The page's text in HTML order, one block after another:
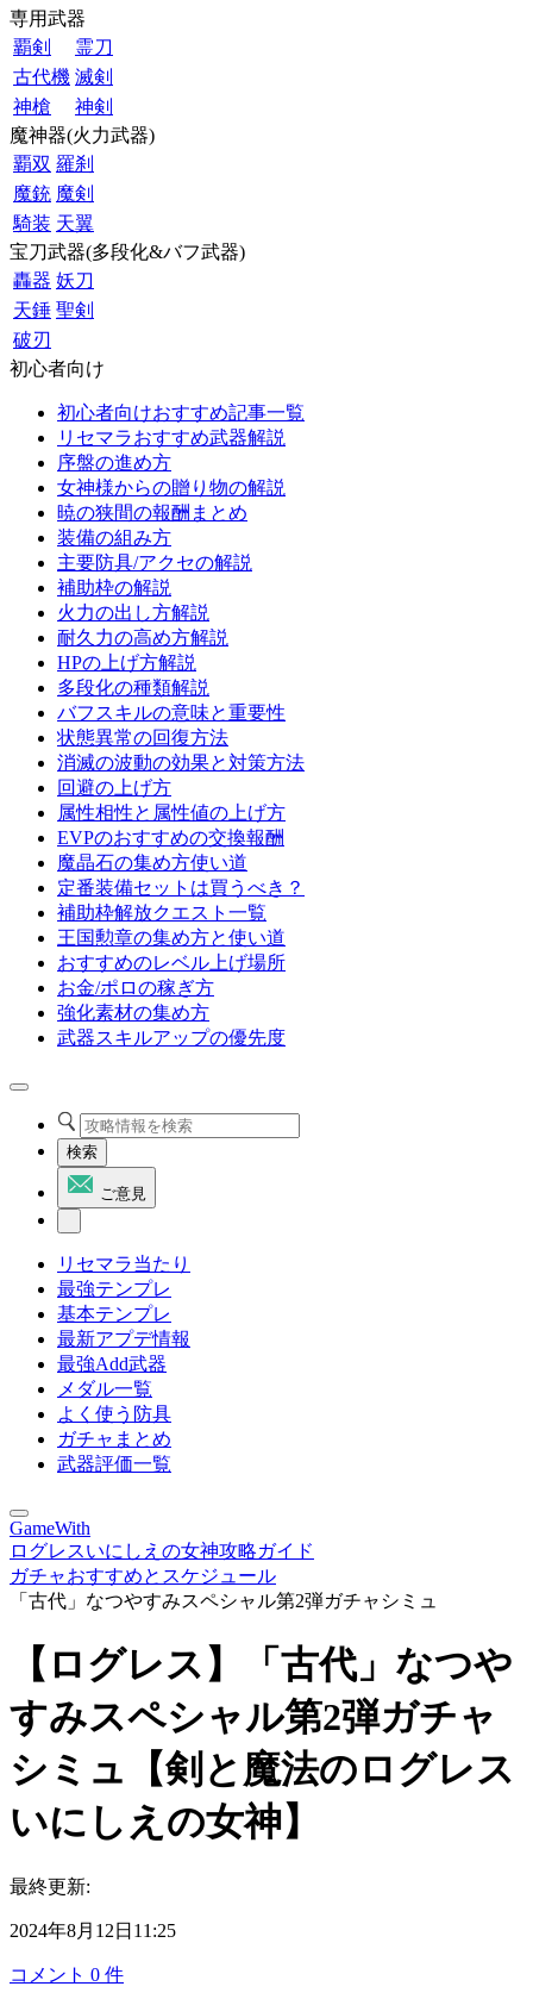
専用武器
覇剣
霊刀
古代機 滅剣
神槍
神剣
魔神器(火力武器)
覇双 羅刹
魔銃 魔剣
騎装 天翼
宝刀武器(多段化&バフ武器)
轟器 妖刀
天錘 聖剣
破刃
初心者向け
初心者向けおすすめ記事一覧
リセマラおすすめ武器解説
序盤の進め方
女神様からの贈り物の解説
暁の狭間の報酬まとめ
装備の組み方
主要防具/アクセの解説
補助枠の解説
火力の出し方解説
耐久力の高め方解説
HPの上げ方解説
多段化の種類解説
バフスキルの意味と重要性
状態異常の回復方法
消滅の波動の効果と対策方法
回避の上げ方
属性相性と属性値の上げ方
EVPのおすすめの交換報酬
魔晶石の集め方使い道
定番装備セットは買うべき？
補助枠解放クエスト一覧
王国勲章の集め方と使い道
おすすめのレベル上げ場所
お金/ポロの稼ぎ方
強化素材の集め方
武器スキルアップの優先度
検索
ご意見
リセマラ当たり
最強テンプレ
基本テンプレ
最新アプデ情報
最強Add武器
メダル一覧
よく使う防具
ガチャまとめ
武器評価一覧
GameWith
ログレスいにしえの女神攻略ガイド
ガチャおすすめとスケジュール
「古代」なつやすみスペシャル第2弾ガチャシミュ
【ログレス】「古代」なつや
すみスペシャル第2弾ガチャ
シミュ【剣と魔法のログレス
いにしえの女神】
最終更新:
2024年8月12日11:25
コメント 0 件